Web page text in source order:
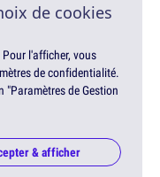
de cookies
l'afficher, vous
de confidentialité.
"Paramètres de Gestion
& afficher